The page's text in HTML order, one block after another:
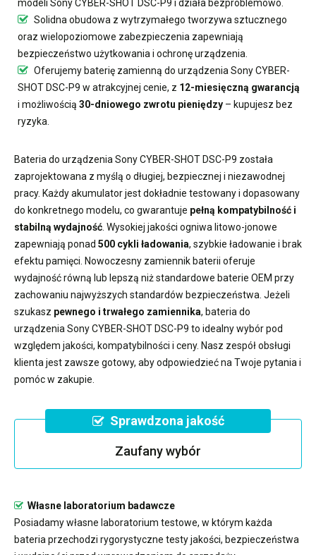
modeli Sony CYBER-SHOT DSC-P9 i działa bezproblemowo.
Solidna obudowa z wytrzymałego tworzywa sztucznego
oraz wielopoziomowe zabezpieczenia zapewniają
bezpieczeństwo użytkowania i ochronę urządzenia.
Oferujemybaterię zamienną do urządzenia Sony CYBER-
SHOT DSC-P9 w atrakcyjnej cenie, z 12-miesięczną gwarancją
i możliwością 30-dniowego zwrotu pieniędzy – kupujesz bez
ryzyka.
Bateria do urządzenia Sony CYBER-SHOT DSC-P9 została
zaprojektowana z myślą o długiej, bezpiecznej i niezawodnej
pracy. Każdy akumulator jest dokładnie testowany i dopasowany
do konkretnego modelu, co gwarantuje pełną kompatybilność i
stabilną wydajność . Wysokiej jakości ogniwa litowo-jonowe
zapewniają ponad 500 cykli ładowania, szybkie ładowanie i brak
efektu pamięci. Nowoczesny zamiennik baterii oferuje
wydajność równą lub lepszą niż standardowe baterie OEM przy
zachowaniu najwyższych standardów bezpieczeństwa. Jeżeli
szukasz pewnego i trwałego zamiennika, bateria do
urządzenia Sony CYBER-SHOT DSC-P9 to idealny wybór pod
względem jakości, kompatybilności i ceny. Nasz zespół obsługi
klienta jest zawsze gotowy, aby odpowiedzieć na Twoje pytania i
pomóc w zakupie.
Sprawdzona jakość
Zaufany wybór
Własne laboratorium badawcze
Posiadamy własne laboratorium testowe, w którym każda
bateria przechodzi rygorystyczne testy jakości, bezpieczeństwa